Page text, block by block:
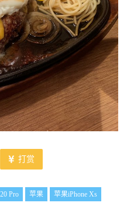
打赏
Pro 苹果 苹果iPhone Xs